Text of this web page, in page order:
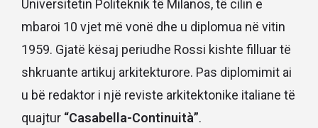
Universitetin Politeknik të Milanos, të cilin e
mbaroi 10 vjet më vonë dhe u diplomua në vitin
1959. Gjatë kësaj periudhe Rossi kishte filluar të
shkruante artikuj arkitekturore. Pas diplomimit ai
u bë redaktor i një reviste arkitektonike italiane të
quajtur “Casabella-Continuità”.